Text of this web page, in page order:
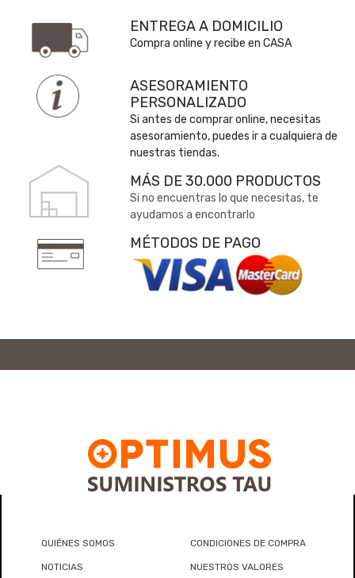
ENTREGA A DOMICILIO
Compra online y recibe en CASA
ASESORAMIENTO
PERSONALIZADO
Si antes de comprar online, necesitas
asesoramiento, puedes ir a cualquiera de
nuestras tiendas.
MÁS DE 30.000 PRODUCTOS
Si no encuentras lo que necesitas, te
ayudamos a encontrarlo
MÉTODOS DE PAGO
QUIÉNES SOMOS CONDICIONES DE COMPRA
NOTICIAS NUESTROS VALORES